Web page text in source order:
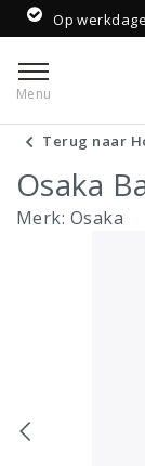
Op
Menu
Terug naar
Osaka
Merk: Osaka